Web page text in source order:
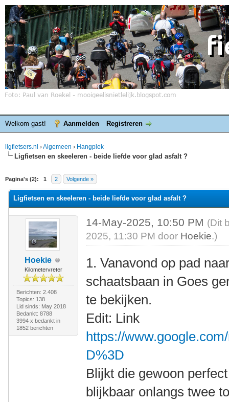
Welkom gast! Aanmelden Registreren
ligfietsers.nl ›Algemeen › Hangplek
Ligfietsen en skeeleren - beide liefde voor glad asfalt ?
Pagina's (2): 1 2 Volgende »
waardering is 0
Ligfietsen en skeeleren - beide liefde voor glad asfalt ?
Hoekie
Kilometervreter
Berichten: 2.408
Topics: 138
Lid sinds: May 2018
Bedankt: 8788
3994 x bedankt in
1852 berichten
14-May-2025, 10:50 PM (Dit
2025, 11:30 PM door Hoekie.)
1. Vanavond op pad
schaatsbaan in Goes
te bekijken.
Edit: Link
https://
D%3D
Blijkt die gewoon
blijkbaar onlangs twee